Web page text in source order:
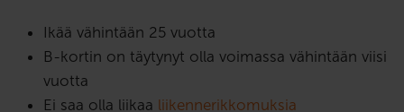
Ikää vähintään 25 vuotta
B-kortin on täytynyt olla voimassa vähintään viisi
vuotta
Ei saa olla liikaa liikennerikkomuksia